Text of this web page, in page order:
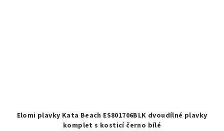
Elomi plavky Kata Beach ES801706BLK dvoudílné plavky
komplet s kosticí černo bílé